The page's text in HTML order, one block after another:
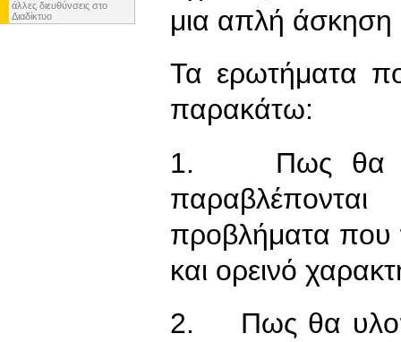
άλλες διευθύνσεις στο
Διαδίκτυο
μια απλή άσκηση
Τα ερωτήματα
παρακάτω:
1. Πως θα
προβλήματα που
και ορεινό
2. Πως θα